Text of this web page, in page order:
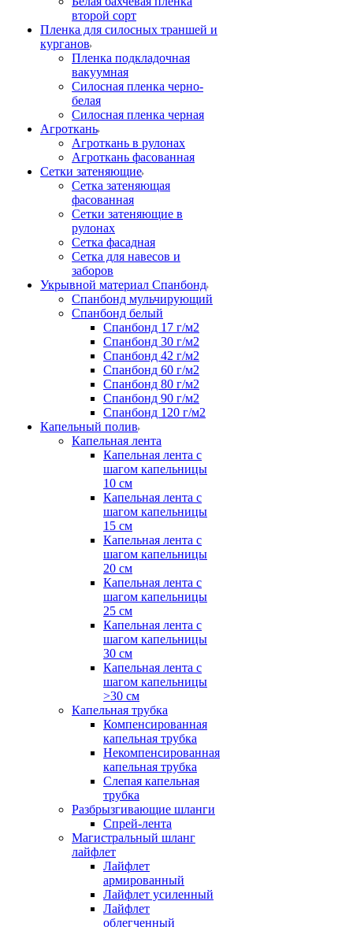
второй сорт
Пленка для силосных траншей и
курганов
Пленка подкладочная
вакуумная
Силосная пленка черно-
белая
Силосная пленка черная
Агроткань
Агроткань в рулонах
Агроткань фасованная
Сетки затеняющие
Сетка затеняющая
фасованная
Сетки затеняющие в
рулонах
Сетка фасадная
Сетка для навесов и
заборов
Укрывной материал Спанбонд
Спанбонд мульчирующий
Спанбонд белый
Спанбонд 17 г/м2
Спанбонд 30 г/м2
Спанбонд 42 г/м2
Спанбонд 60 г/м2
Спанбонд 80 г/м2
Спанбонд 90 г/м2
Спанбонд 120 г/м2
Капельный полив
Капельная лента
Капельная лента с
шагом капельницы
10 см
Капельная лента с
шагом капельницы
15 см
Капельная лента с
шагом капельницы
20 см
Капельная лента с
шагом капельницы
25 см
Капельная лента с
шагом капельницы
30 см
Капельная лента с
шагом капельницы
>30 см
Капельная трубка
Компенсированная
капельная трубка
Некомпенсированная
капельная трубка
Слепая капельная
трубка
Разбрызгивающие шланги
Спрей-лента
Магистральный шланг
лайфлет
Лайфлет
армированный
Лайфлет усиленный
Лайфлет
облегченный